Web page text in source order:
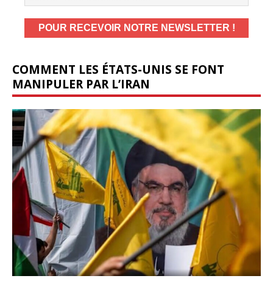
COMMENT LES ÉTATS-UNIS SE FONT
MANIPULER PAR L’IRAN